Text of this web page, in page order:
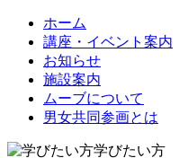
ホーム
講座・イベント案内
お知らせ
施設案内
ムーブについて
男女共同参画とは
学びたい方